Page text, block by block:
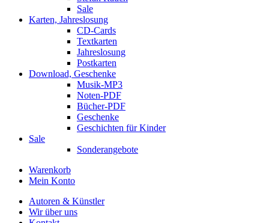
Sale
Karten, Jahreslosung
CD-Cards
Textkarten
Jahreslosung
Postkarten
Download, Geschenke
Musik-MP3
Noten-PDF
Bücher-PDF
Geschenke
Geschichten für Kinder
Sale
Sonderangebote
Warenkorb
Mein Konto
Autoren & Künstler
Wir über uns